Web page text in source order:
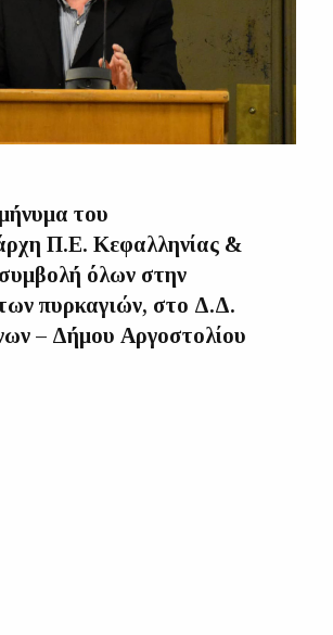
του
Π.Ε. Κεφαλληνίας &
όλων στην
πυρκαγιών, στο Δ.Δ.
– Δήμου Αργοστολίου